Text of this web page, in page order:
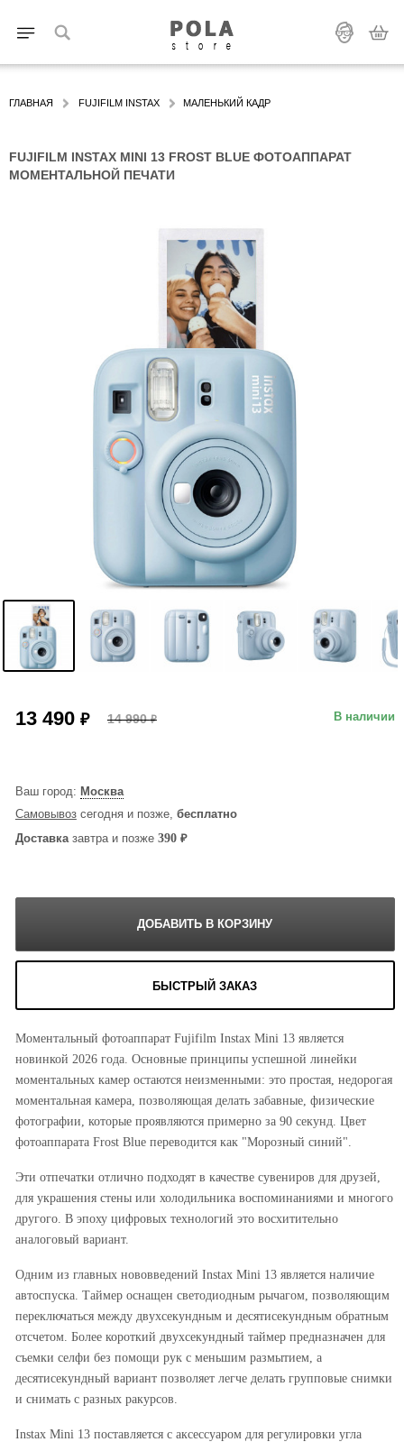
ГЛАВНАЯ FUJIFILM INSTAX МАЛЕНЬКИЙ КАДР
FUJIFILM INSTAX MINI 13 FROST BLUE ФОТОАППАРАТ
МОМЕНТАЛЬНОЙ ПЕЧАТИ
В наличии
13 490 ₽ 14 990₽
Ваш город: Москва
Самовывозсегодня и позже, бесплатно
Доставказавтра и позже 390 ₽
БЫСТРЫЙ ЗАКАЗ
Моментальный фотоаппарат Fujifilm Instax Mini 13 является
новинкой 2026 года. Основные принципы успешной линейки
моментальных камер остаются неизменными: это простая, недорогая
моментальная камера, позволяющая делать забавные, физические
фотографии, которые проявляются примерно за 90 секунд. Цвет
фотоаппарата Frost Blue переводится как "Морозный синий".
Эти отпечатки отлично подходят в качестве сувениров для друзей,
для украшения стены или холодильника воспоминаниями и многого
другого. В эпоху цифровых технологий это восхитительно
аналоговый вариант.
Одним из главных нововведений Instax Mini 13 является наличие
автоспуска. Таймер оснащен светодиодным рычагом, позволяющим
переключаться между двухсекундным и десятисекундным обратным
отсчетом. Более короткий двухсекундный таймер предназначен для
съемки селфи без помощи рук с меньшим размытием, а
десятисекундный вариант позволяет легче делать групповые снимки
и снимать с разных ракурсов.
Instax Mini 13 поставляется с аксессуаром для регулировки угла